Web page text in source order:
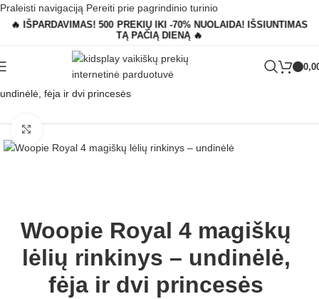
Praleisti navigaciją Pereiti prie pagrindinio turinio
🔥 IŠPARDAVIMAS! 500 PREKIŲ IKI -70% NUOLAIDA! IŠSIUNTIMAS
TĄ PAČIĄ DIENĄ 🔥
Parduotuvė»Woopie Royal 4 magiškų lėlių rinkinys –
undinėlė, fėja ir dvi princesės
Woopie Royal 4 magiškų
lėlių rinkinys – undinėlė,
fėja ir dvi princesės